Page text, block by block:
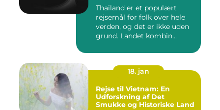
Thailand er et populært
rejsemål for folk over hele
verden, og det er ikke uden
grund. Landet kombin...
18. jan
Rejse til Vietnam: En
Udforskning af Det
Smukke og Historiske Land